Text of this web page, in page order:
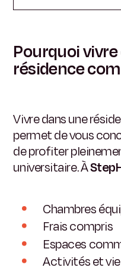
Pourquoi
résidence
Vivre dans une
permet de vous
de profiter
universitaire. À
Chambres
Frais compris
Espaces
Activités et